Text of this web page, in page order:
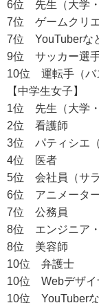
6位 先生（大学・
7位 ゲームクリ
7位 YouTuberな
9位 サッカー選
10位 運転手（バ
【中学生女子】
1位 先生（大学・
2位 看護師
3位 パティシエ（
4位 医者
5位 会社員（サラ
6位 アニメータ
7位 公務員
8位 エンジニア
8位 美容師
10位 弁護士
10位 Webデザイ
10位 YouTuber